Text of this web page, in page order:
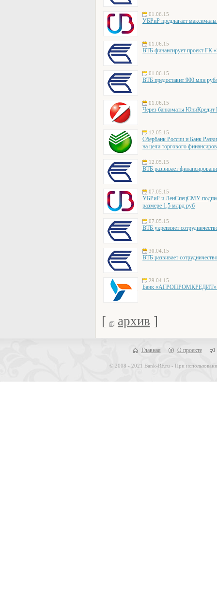
01.06.15
УБРиР предлагает
01.06.15
ВТБ финансирует проект ГК
01.06.15
ВТБ предоставит 900 млн
01.06.15
Через банкоматы ЮниКредит
12.05.15
Сбербанк России и Банк
на цели торгового
12.05.15
ВТБ развивает
07.05.15
УБРиР и ЛенСпецСМУ
размере 1,5 млрд руб
07.05.15
ВТБ укрепляет
30.04.15
ВТБ развивает
29.04.15
Банк «АГРОПРОМКРЕДИТ»
[ архив ]
Главная О проекте
© 2008 - 2021 Bank-RF.ru - При